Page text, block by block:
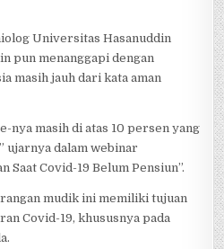
Universitas Hasanuddin
pun menanggapi dengan
masih jauh dari kata aman
nya masih di atas 10 persen yang
ujarnya dalam webinar
Covid-19 Belum Pensiun”.
mudik ini memiliki tujuan
Covid-19, khususnya pada